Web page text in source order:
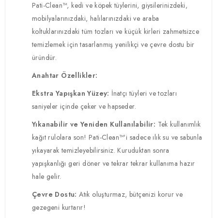
Pati-Clean™, kedi ve köpek tüylerini, giysilerinizdeki,
mobilyalarınızdaki, halılarınızdaki ve araba
koltuklarınızdaki tüm tozları ve küçük kirleri zahmetsizce
temizlemek için tasarlanmış yenilikçi ve çevre dostu bir
üründür.
Anahtar Özellikler:
Ekstra Yapışkan Yüzey: İnatçı tüyleri ve tozları
saniyeler içinde çeker ve hapseder.
Yıkanabilir ve Yeniden Kullanılabilir: Tek kullanımlık
kağıt rulolara son! Pati-Clean™'i sadece ılık su ve sabunla
yıkayarak temizleyebilirsiniz. Kuruduktan sonra
yapışkanlığı geri döner ve tekrar tekrar kullanıma hazır
hale gelir.
Çevre Dostu: Atık oluşturmaz, bütçenizi korur ve
gezegeni kurtarır!